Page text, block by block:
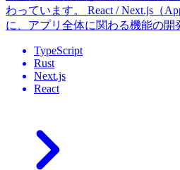
わっています。 React / Next.js（
に、アプリ全体に関わる機能の開
TypeScript
Rust
Next.js
React